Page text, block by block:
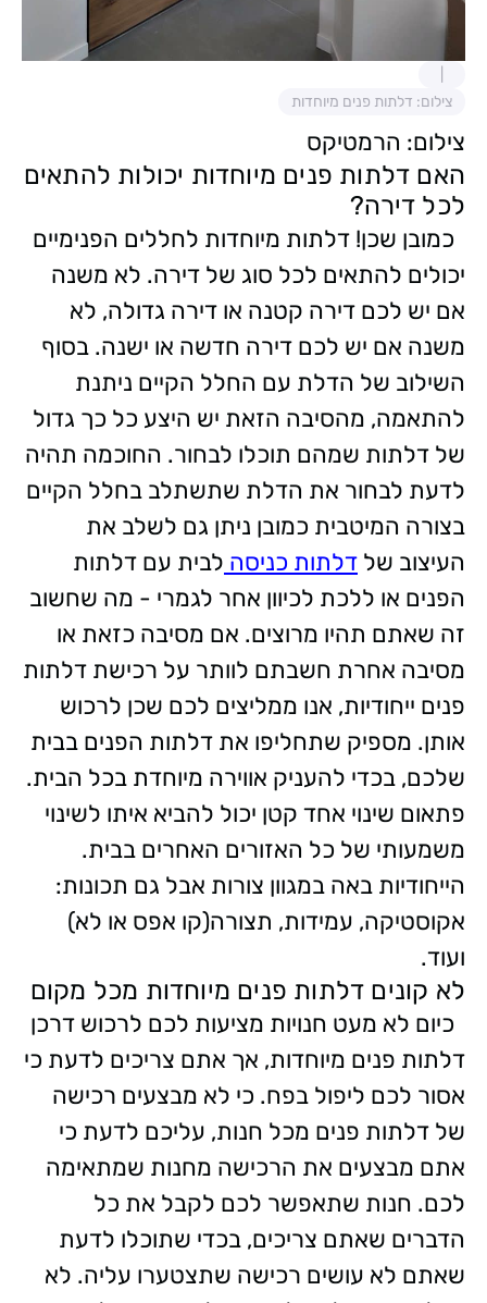
צילום: דלתות פנים מיוחדות
צילום: הרמטיקס
האם דלתות פנים מיוחדות יכולות להתאים
לכל דירה?
כמובן שכן! דלתות מיוחדות לחללים הפנימיים
יכולים להתאים לכל סוג של דירה. לא משנה
אם יש לכם דירה קטנה או דירה גדולה, לא
משנה אם יש לכם דירה חדשה או ישנה. בסוף
השילוב של הדלת עם החלל הקיים ניתנת
להתאמה, מהסיבה הזאת יש היצע כל כך גדול
של דלתות שמהם תוכלו לבחור. החוכמה תהיה
לדעת לבחור את הדלת שתשתלב בחלל הקיים
בצורה המיטבית כמובן ניתן גם לשלב את
העיצוב של דלתות כניסה לבית עם דלתות
הפנים או ללכת לכיוון אחר לגמרי - מה שחשוב
זה שאתם תהיו מרוצים. אם מסיבה כזאת או
מסיבה אחרת חשבתם לוותר על רכישת דלתות
פנים ייחודיות, אנו ממליצים לכם שכן לרכוש
אותן. מספיק שתחליפו את דלתות הפנים בבית
שלכם, בכדי להעניק אווירה מיוחדת בכל הבית.
פתאום שינוי אחד קטן יכול להביא איתו לשינוי
משמעותי של כל האזורים האחרים בבית.
הייחודיות באה במגוון צורות אבל גם תכונות:
אקוסטיקה, עמידות, תצורה(קו אפס או לא)
ועוד.
לא קונים דלתות פנים מיוחדות מכל מקום
כיום לא מעט חנויות מציעות לכם לרכוש דרכן
דלתות פנים מיוחדות, אך אתם צריכים לדעת כי
אסור לכם ליפול בפח. כי לא מבצעים רכישה
של דלתות פנים מכל חנות, עליכם לדעת כי
אתם מבצעים את הרכישה מחנות שמתאימה
לכם. חנות שתאפשר לכם לקבל את כל
הדברים שאתם צריכים, בכדי שתוכלו לדעת
שאתם לא עושים רכישה שתצטערו עליה. לא